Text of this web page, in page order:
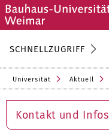
SCHNELLZUGRIFF
Universität Aktuell
Kontakt und Infos